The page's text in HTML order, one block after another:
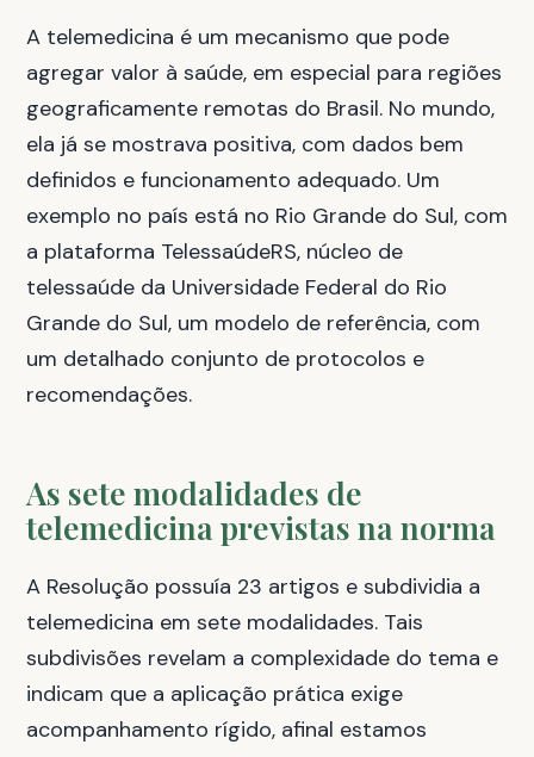
A telemedicina é um mecanismo que pode
agregar valor à saúde, em especial para regiões
geograficamente remotas do Brasil. No mundo,
ela já se mostrava positiva, com dados bem
definidos e funcionamento adequado. Um
exemplo no país está no Rio Grande do Sul, com
a plataforma TelessaúdeRS, núcleo de
telessaúde da Universidade Federal do Rio
Grande do Sul, um modelo de referência, com
um detalhado conjunto de protocolos e
recomendações.
As sete modalidades de
telemedicina previstas na norma
A Resolução possuía 23 artigos e subdividia a
telemedicina em sete modalidades. Tais
subdivisões revelam a complexidade do tema e
indicam que a aplicação prática exige
acompanhamento rígido, afinal estamos